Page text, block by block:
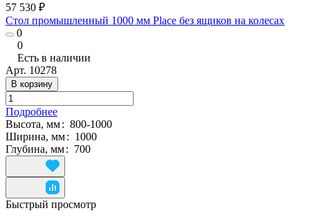
57 530 ₽
Стол промышленный 1000 мм Place без ящиков на колесах
0
0
Есть в наличии
Арт. 10278
В корзину
Подробнее
Высота, мм: 800-1000
Ширина, мм: 1000
Глубина, мм: 700
Быстрый просмотр